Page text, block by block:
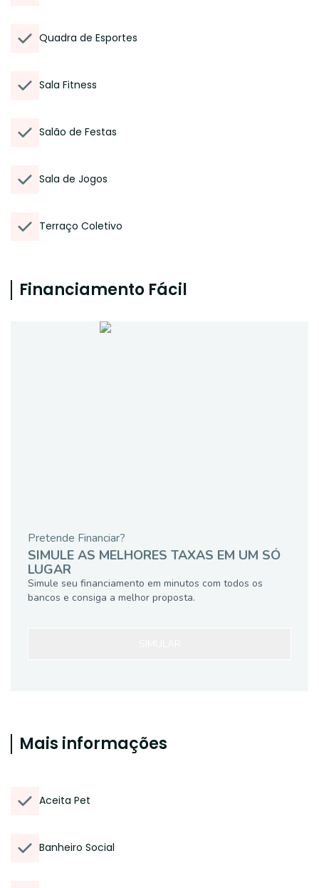
Quadra de Esportes
Sala Fitness
Salão de Festas
Sala de Jogos
Terraço Coletivo
Financiamento Fácil
Pretende Financiar?
SIMULE AS MELHORES TAXAS EM UM SÓ
LUGAR
Simule seu financiamento em minutos com todos os
bancos e consiga a melhor proposta.
Mais informações
Aceita Pet
Banheiro Social